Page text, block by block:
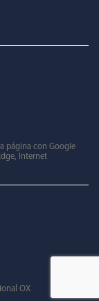
página con Google
Internet
OX